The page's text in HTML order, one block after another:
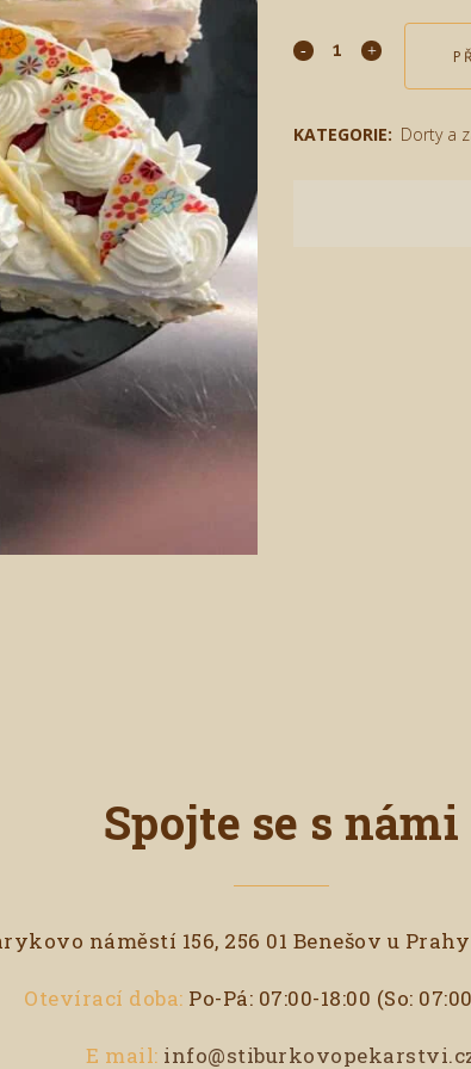
KATEGORIE: Dorty a
Spojte se s námi
náměstí 156, 256 01 Benešov u Prahy
Otevírací doba: Po-Pá: 07:00-18:00 (So:
E mail: